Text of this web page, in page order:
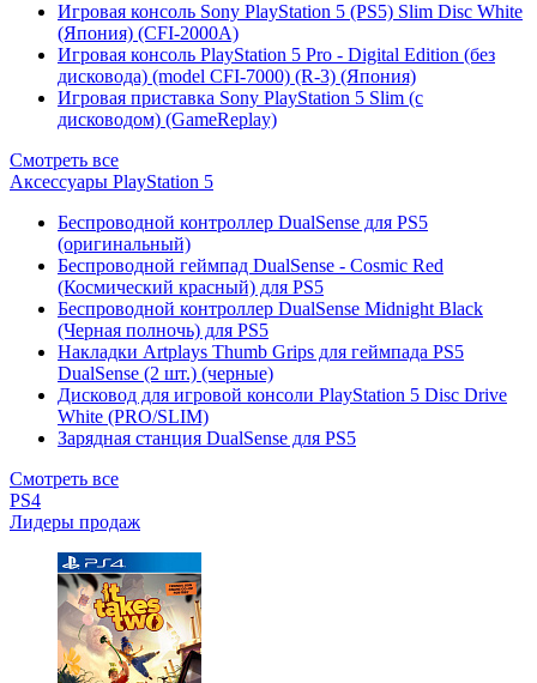
Игровая консоль Sony PlayStation 5 (PS5) Slim Disc White
(Япония) (CFI-2000A)
Игровая консоль PlayStation 5 Pro - Digital Edition (без
дисковода) (model CFI-7000) (R-3) (Япония)
Игровая приставка Sony PlayStation 5 Slim (с
дисководом) (GameReplay)
Смотреть все
Аксессуары PlayStation 5
Беспроводной контроллер DualSense для PS5
(оригинальный)
Беспроводной геймпад DualSense - Cosmic Red
(Космический красный) для PS5
Беспроводной контроллер DualSense Midnight Black
(Черная полночь) для PS5
Накладки Artplays Thumb Grips для геймпада PS5
DualSense (2 шт.) (черные)
Дисковод для игровой консоли PlayStation 5 Disc Drive
White (PRO/SLIM)
Зарядная станция DualSense для PS5
Смотреть все
PS4
Лидеры продаж